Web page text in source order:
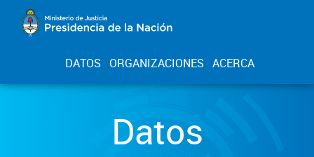
DATOS ORGANIZACIONES ACERCA
Datos